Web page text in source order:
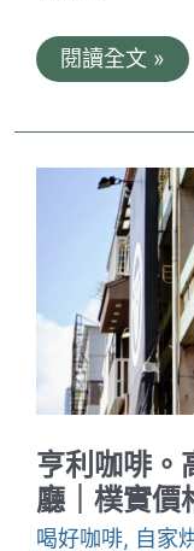
米
拉
CAFFÉ
Milani。
味
的
義
式
咖
｜
義
享
天
地
閱讀全文 »
亨利咖啡。
廳｜樸實價
喝好咖啡, 自家